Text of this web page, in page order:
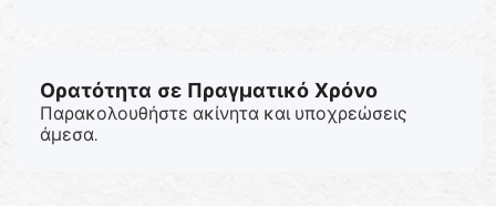
Ορατότητα σε Πραγματικό Χρόνο
Παρακολουθήστε ακίνητα και υποχρεώσεις
άμεσα.